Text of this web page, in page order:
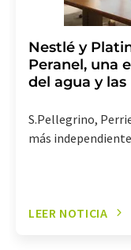
Nestlé y
Peranel, una
del agua y
S.Pellegrino,
más
LEER NOTICIA